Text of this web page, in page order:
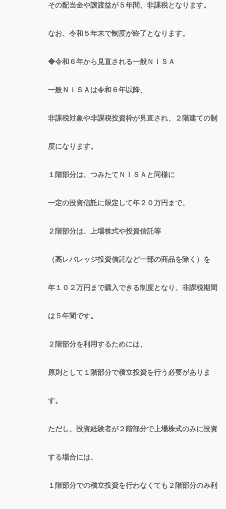
その配当金や譲渡益が５年間、非課税となります。
なお、令和５年末で制度が終了となります。
◆令和６年から見直される一般ＮＩＳＡ
一般ＮＩＳＡは令和６年以降、
非課税対象や非課税投資枠が見直され、２階建ての制
度になります。
１階部分は、つみたてＮＩＳＡと同様に
一定の投資信託に限定して年２０万円まで、
２階部分は、上場株式や投資信託等
（高レバレッジ投資信託など一部の商品を除く）を
年１０２万円まで購入できる制度となり、非課税期間
は５年間です。
２階部分を利用するためには、
原則として１階部分で積立投資を行う必要がありま
す。
ただし、投資経験者が２階部分で上場株式のみに投資
する場合には、
１階部分での積立投資を行わなくても２階部分のみ利